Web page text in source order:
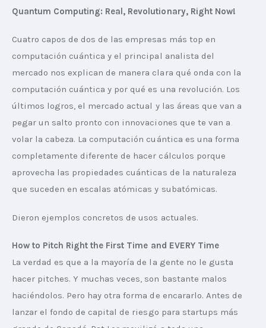
Quantum Computing: Real, Revolutionary, Right Now!
Cuatro capos de dos de las empresas más top en
computación cuántica y el principal analista del
mercado nos explican de manera clara qué onda con la
computación cuántica y por qué es una revolución. Los
últimos logros, el mercado actual y las áreas que van a
pegar un salto pronto con innovaciones que te van a
volar la cabeza. La computación cuántica es una forma
completamente diferente de hacer cálculos porque
aprovecha las propiedades cuánticas de la naturaleza
que suceden en escalas atómicas y subatómicas.
Dieron ejemplos concretos de usos actuales.
How to Pitch Right the First Time and EVERY Time
La verdad es que a la mayoría de la gente no le gusta
hacer pitches. Y muchas veces, son bastante malos
haciéndolos. Pero hay otra forma de encararlo. Antes de
lanzar el fondo de capital de riesgo para startups más